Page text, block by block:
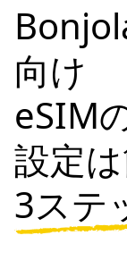
向け
eSIM
設定
3ステ